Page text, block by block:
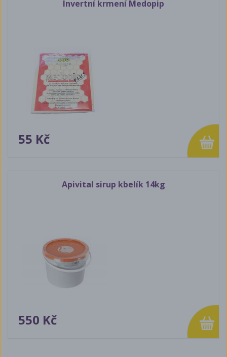
Invertní krmení Medopip
55 Kč
Apivital sirup kbelík 14kg
550 Kč